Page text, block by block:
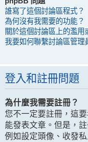
誰寫了這個討論區程式？
為何沒有我需要的功能？
關於這個討論區上的濫用
我要如何聯繫討論區管理
登入和註冊問題
為什麼我需要註冊？
您不一定要註冊，這
能發表文章。但是，
例如設定頭像、收發